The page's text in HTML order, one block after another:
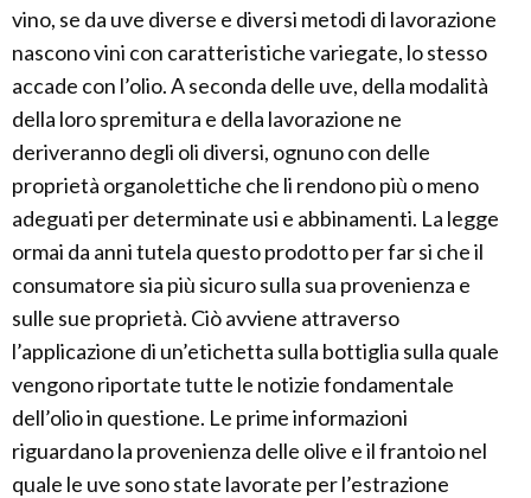
vino, se da uve diverse e diversi metodi di lavorazione
nascono vini con caratteristiche variegate, lo stesso
accade con l’olio. A seconda delle uve, della modalità
della loro spremitura e della lavorazione ne
deriveranno degli oli diversi, ognuno con delle
proprietà organolettiche che li rendono più o meno
adeguati per determinate usi e abbinamenti. La legge
ormai da anni tutela questo prodotto per far si che il
consumatore sia più sicuro sulla sua provenienza e
sulle sue proprietà. Ciò avviene attraverso
l’applicazione di un’etichetta sulla bottiglia sulla quale
vengono riportate tutte le notizie fondamentale
dell’olio in questione. Le prime informazioni
riguardano la provenienza delle olive e il frantoio nel
quale le uve sono state lavorate per l’estrazione